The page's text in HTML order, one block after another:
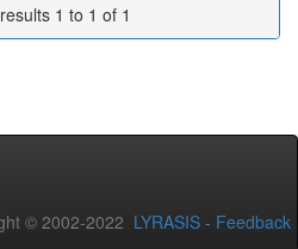
1 to 1 of 1
© 2002-2022 LYRASIS - Feedback